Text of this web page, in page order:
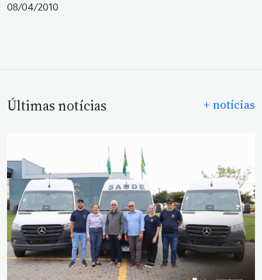
08/04/2010
Últimas notícias + notícias